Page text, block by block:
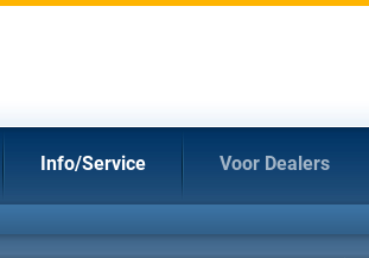
Info/Service Voor Dealers